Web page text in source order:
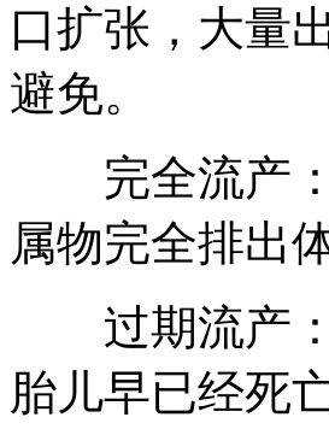
口扩张，大量
避免。
完全流产：
属物完全排出
过期流产：
胎儿早已经死